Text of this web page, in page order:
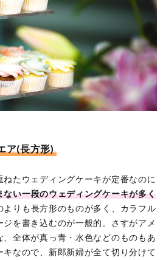
ア(長方形)
たウェディングケーキが定番なのに
ない一段のウェディングケーキが多く
よりも長方形のものが多く、カラフル
を書き込むのが一般的。さすがアメ
、全体が真っ青・水色などのものもあ
キなので、新郎新婦が全て切り分けて